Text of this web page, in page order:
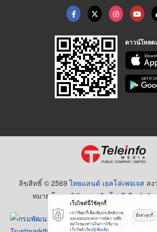
ดาวน์โหลด
ลิขสิทธิ์ © 2569ไทยแลนด์ เยลโล่เพจเจส ส
หมาย โดยบริษัท เทเลอินโฟ มีเดีย จำกั
เว็บไซต์นี้ใช้คุกกี้
เราใช้คุกกี้เพื่อเพิ่มประสิทธิภาพ
และมอบประสบการณ์ความพึง
พอใจของท่านในการใช้งาน
เว็บไซต์เรียนรู้เพิ่มเติม
ตั้งค่าคุกกี้